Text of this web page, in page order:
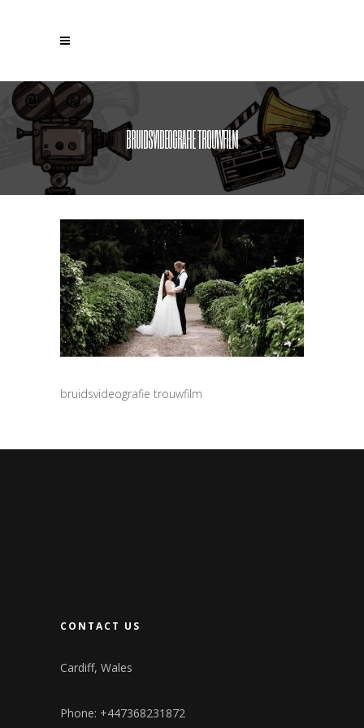
BRUIDSVIDEOGRAFIE TROUWFILM
bruidsvideografie trouwfilm
CONTACT US
Cardiff, Wales
Phone: +447368231872